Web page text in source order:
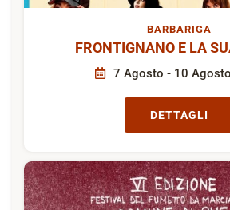
BARBARIGA
FRONTIGNANO E LA
7 Agosto - 10
DETTAGLI